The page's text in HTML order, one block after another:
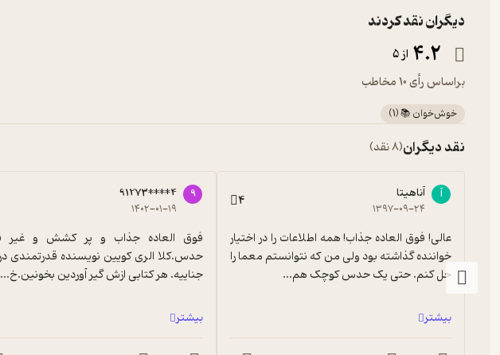
دیگران نقد کردند
4.2 از 5
براساس رأی 10 مخاطب
خوش‌خوان 📚(
1
)
نقد دیگران(8 نقد)
آ آناهیتا
۱۳۹۷-۰۹-۲۴ 4
حل کنم. حتی یک حدس کوچک هم...
بیشتر
9
91273****4
۱۴۰۲-۰۱-۱۹
جناییه. هر کتابی ازش گیر آوردین بخونین.خ...
بیشتر